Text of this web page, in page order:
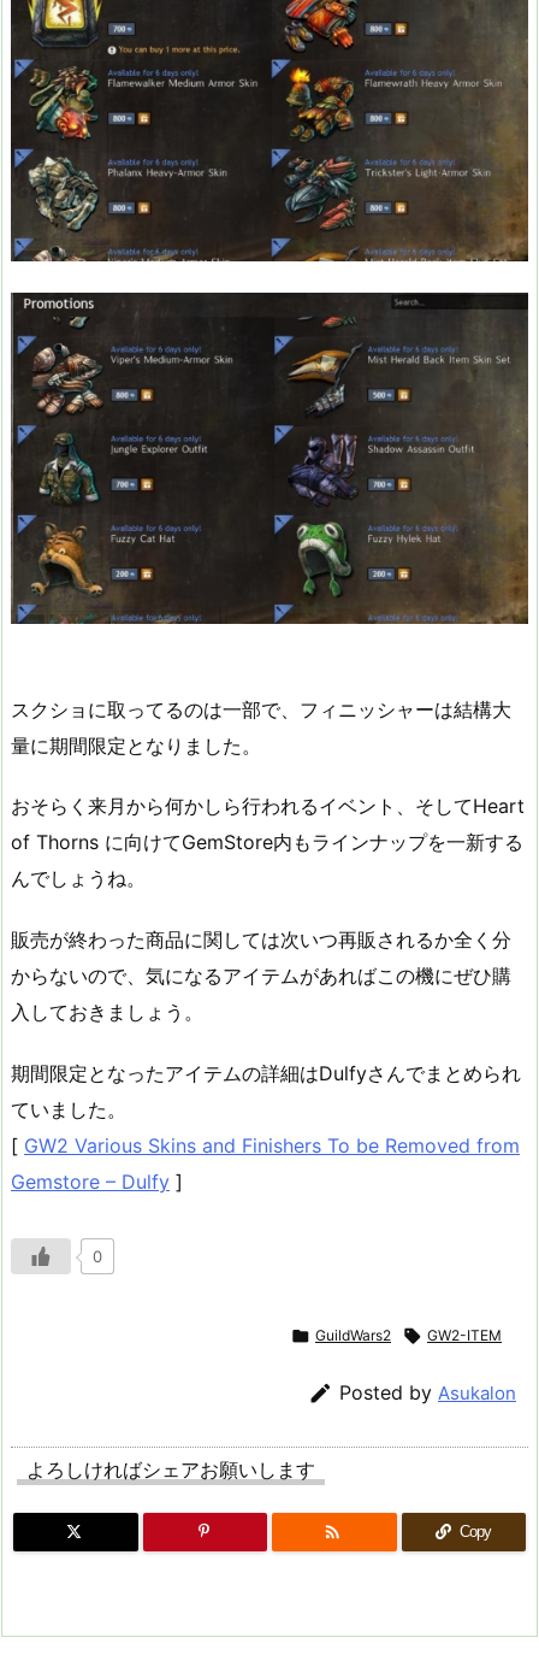
スクショに取ってるのは一部で、フィニッシャーは結構大
量に期間限定となりました。
おそらく来月から何かしら行われるイベント、そしてHeart
of Thorns に向けてGemStore内もラインナップを一新する
んでしょうね。
販売が終わった商品に関しては次いつ再販されるか全く分
からないので、気になるアイテムがあればこの機にぜひ購
入しておきましょう。
期間限定となったアイテムの詳細はDulfyさんでまとめられ
ていました。
[ GW2 Various Skins and Finishers To be Removed from
Gemstore – Dulfy ]
0
 GuildWars2  GW2-ITEM
 Posted by Asukalon
よろしければシェアお願いします
 Copy